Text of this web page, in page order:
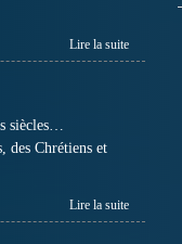
Lire la suite
siècles…
des Chrétiens et
Lire la suite